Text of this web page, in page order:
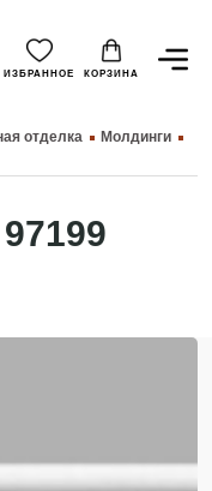
ИЗБРАННОЕ КОРЗИНА
отделка
Молдинги